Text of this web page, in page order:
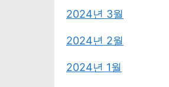
2024년 3월
2024년 2월
2024년 1월